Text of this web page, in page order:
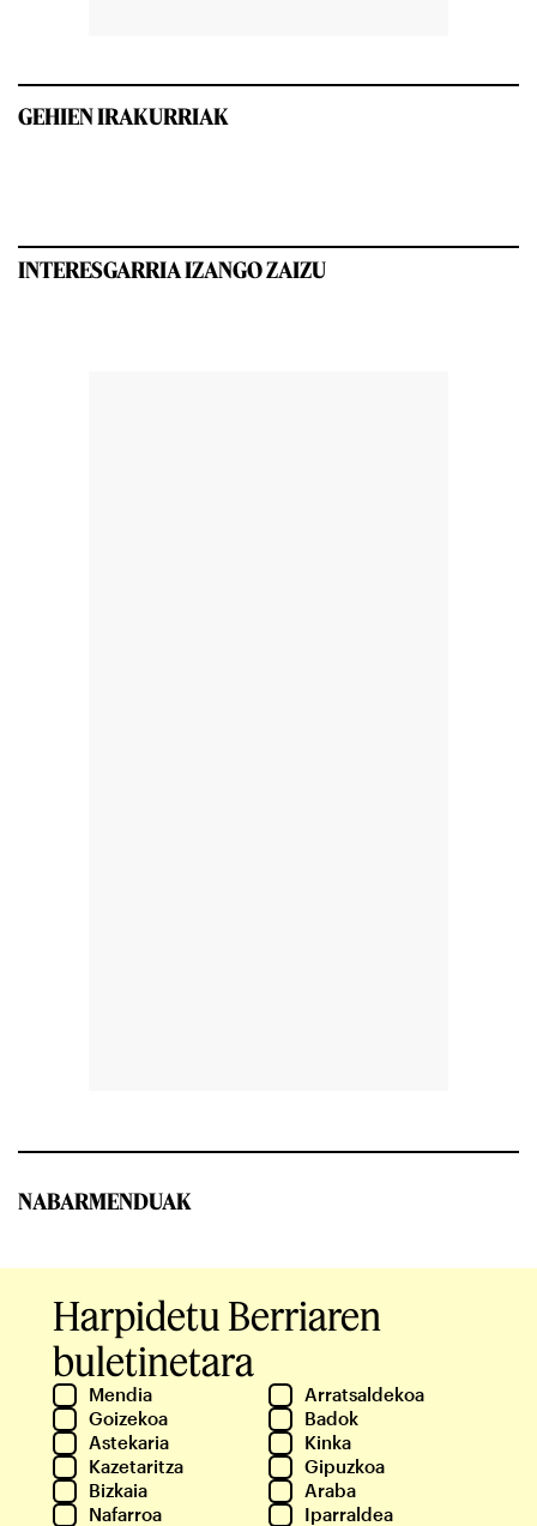
GEHIEN IRAKURRIAK
INTERESGARRIA IZANGO ZAIZU
NABARMENDUAK
Harpidetu Berriaren
buletinetara
Mendia
Arratsaldekoa
Goizekoa
Badok
Astekaria
Kinka
Kazetaritza
Gipuzkoa
Bizkaia
Araba
Nafarroa
Iparraldea